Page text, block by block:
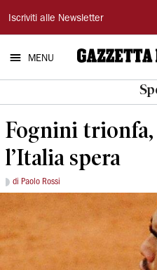
Gazzetta
di
Reggio
Iscriviti alle Newsletter
MENU
Fognini trionfa,
l’Italia spera
di Paolo Rossi